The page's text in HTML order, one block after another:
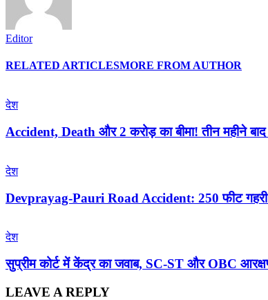
Editor
RELATED ARTICLESMORE FROM AUTHOR
देश
Accident, Death और 2 करोड़ का बीमा! तीन महीने
देश
Devprayag-Pauri Road Accident: 250 फीट गहरी
देश
सुप्रीम कोर्ट में केंद्र का जवाब, SC-ST और OBC
LEAVE A REPLY